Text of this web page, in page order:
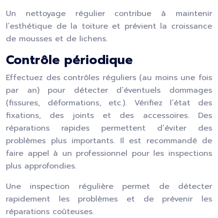
Un nettoyage régulier contribue à maintenir
l’esthétique de la toiture et prévient la croissance
de mousses et de lichens.
Contrôle périodique
Effectuez des contrôles réguliers (au moins une fois
par an) pour détecter d’éventuels dommages
(fissures, déformations, etc.). Vérifiez l’état des
fixations, des joints et des accessoires. Des
réparations rapides permettent d’éviter des
problèmes plus importants. Il est recommandé de
faire appel à un professionnel pour les inspections
plus approfondies.
Une inspection régulière permet de détecter
rapidement les problèmes et de prévenir les
réparations coûteuses.